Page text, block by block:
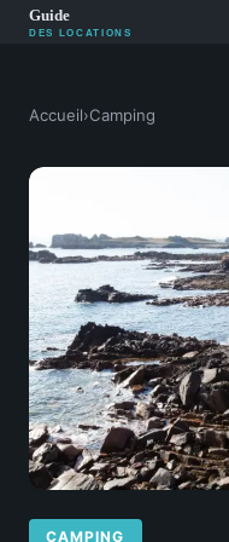
Accueil›Camping
CAMPING